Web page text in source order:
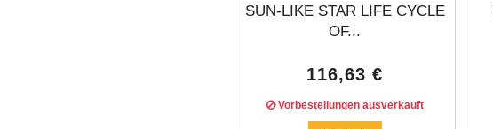
SUN-LIKE STAR LIFE CYCLE
OF...
116,63 €
Vorbestellungen ausverkauft